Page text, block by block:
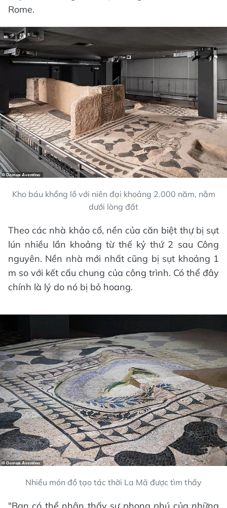
Rome.
Kho báu khổng lồ với niên đại khoảng 2.000 năm, nằm
dưới lòng đất
Theo các nhà khảo cổ, nền của căn biệt thự bị sụt
lún nhiều lần khoảng từ thế kỷ thứ 2 sau Công
nguyên. Nền nhà mới nhất cũng bị sụt khoảng 1
m so với kết cấu chung của công trình. Có thể đây
chính là lý do nó bị bỏ hoang.
Nhiều món đồ tạo tác thời La Mã được tìm thấy
"Bạn có thể nhận thấy sự phong phú của những